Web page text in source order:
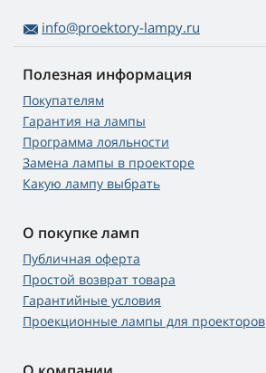
info@proektory-lampy.ru
Полезная информация
Покупателям
Гарантия на лампы
Программа лояльности
Замена лампы в проекторе
Какую лампу выбрать
О покупке ламп
Публичная оферта
Простой возврат товара
Гарантийные условия
Проекционные лампы для проекторов